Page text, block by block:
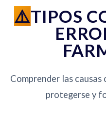
TIPOS
Comprender las causas
protegerse y